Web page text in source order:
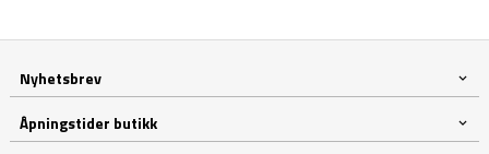
Nyhetsbrev
Åpningstider butikk